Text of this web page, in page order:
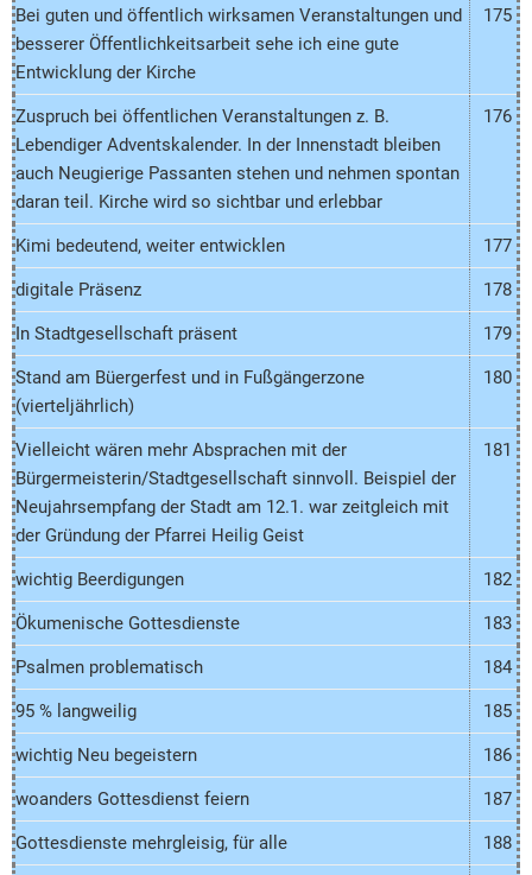
Bei guten und öffentlich wirksamen Veranstaltungen und
besserer Öffentlichkeitsarbeit sehe ich eine gute
Entwicklung der Kirche
175
Zuspruch bei öffentlichen Veranstaltungen z. B.
Lebendiger Adventskalender. In der Innenstadt bleiben
auch Neugierige Passanten stehen und nehmen spontan
daran teil. Kirche wird so sichtbar und erlebbar
176
Kimi bedeutend, weiter entwicklen 177
digitale Präsenz 178
In Stadtgesellschaft präsent 179
Stand am Büergerfest und in Fußgängerzone
(vierteljährlich)
180
Vielleicht wären mehr Absprachen mit der
Bürgermeisterin/Stadtgesellschaft sinnvoll. Beispiel der
Neujahrsempfang der Stadt am 12.1. war zeitgleich mit
der Gründung der Pfarrei Heilig Geist
181
wichtig Beerdigungen 182
Ökumenische Gottesdienste 183
Psalmen problematisch 184
95 % langweilig 185
wichtig Neu begeistern 186
woanders Gottesdienst feiern 187
Gottesdienste mehrgleisig, für alle 188